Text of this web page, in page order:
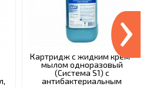
Картридж с жидким крем-
мылом одноразовый
(Система S1) с
антибактериальным
›